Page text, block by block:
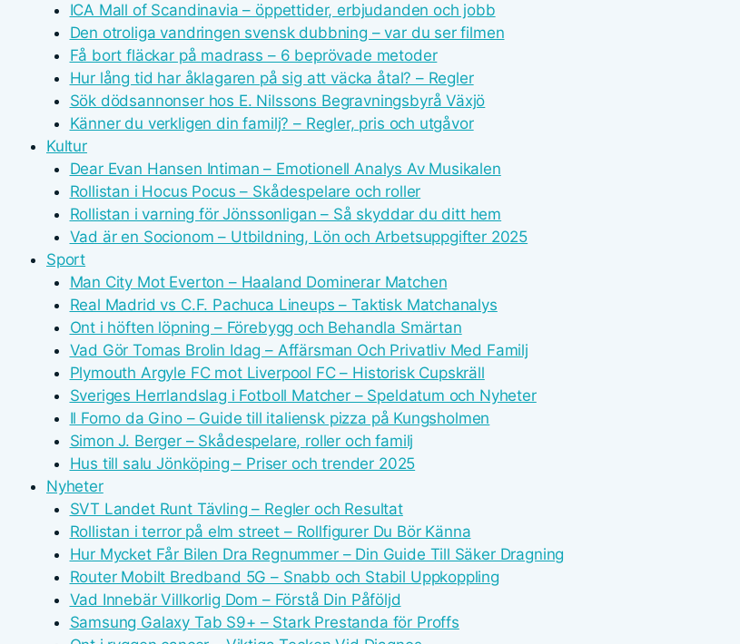
ICA Mall of Scandinavia – öppettider, erbjudanden och jobb
Den otroliga vandringen svensk dubbning – var du ser filmen
Få bort fläckar på madrass – 6 beprövade metoder
Hur lång tid har åklagaren på sig att väcka åtal? – Regler
Sök dödsannonser hos E. Nilssons Begravningsbyrå Växjö
Känner du verkligen din familj? – Regler, pris och utgåvor
Kultur
Dear Evan Hansen Intiman – Emotionell Analys Av Musikalen
Rollistan i Hocus Pocus – Skådespelare och roller
Rollistan i varning för Jönssonligan – Så skyddar du ditt hem
Vad är en Socionom – Utbildning, Lön och Arbetsuppgifter 2025
Sport
Man City Mot Everton – Haaland Dominerar Matchen
Real Madrid vs C.F. Pachuca Lineups – Taktisk Matchanalys
Ont i höften löpning – Förebygg och Behandla Smärtan
Vad Gör Tomas Brolin Idag – Affärsman Och Privatliv Med Familj
Plymouth Argyle FC mot Liverpool FC – Historisk Cupskräll
Sveriges Herrlandslag i Fotboll Matcher – Speldatum och Nyheter
Il Forno da Gino – Guide till italiensk pizza på Kungsholmen
Simon J. Berger – Skådespelare, roller och familj
Hus till salu Jönköping – Priser och trender 2025
Nyheter
SVT Landet Runt Tävling – Regler och Resultat
Rollistan i terror på elm street – Rollfigurer Du Bör Känna
Hur Mycket Får Bilen Dra Regnummer – Din Guide Till Säker Dragning
Router Mobilt Bredband 5G – Snabb och Stabil Uppkoppling
Vad Innebär Villkorlig Dom – Förstå Din Påföljd
Samsung Galaxy Tab S9+ – Stark Prestanda för Proffs